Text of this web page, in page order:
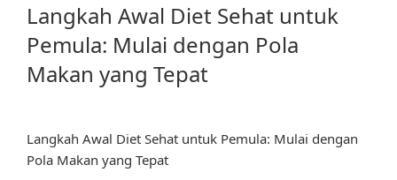
Langkah Awal Diet Sehat untuk
Pemula: Mulai dengan Pola
Makan yang Tepat
Langkah Awal Diet Sehat untuk Pemula: Mulai dengan
Pola Makan yang Tepat